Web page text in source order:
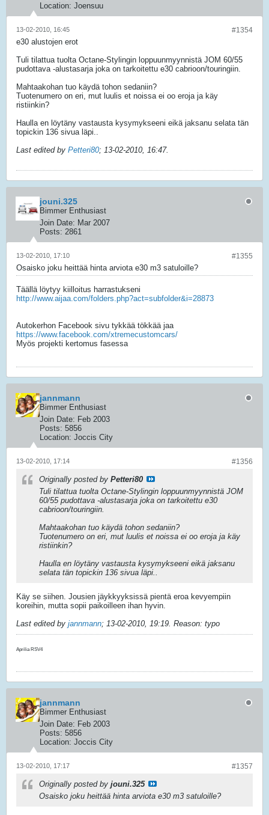
Location: Joensuu
#1354
13-02-2010, 16:45
e30 alustojen erot
Tuli tilattua tuolta Octane-Stylingin loppuunmyynnistä JOM 60/55
pudottava -alustasarja joka on tarkoitettu e30 cabrioon/touringiin.
Mahtaakohan tuo käydä tohon sedaniin?
Tuotenumero on eri, mut luulis et noissa ei oo eroja ja käy
ristiinkin?
Haulla en löytäny vastausta kysymykseeni eikä jaksanu selata tän
topickin 136 sivua läpi..
Last edited by Petteri80; 13-02-2010, 16:47.
jouni.325
Bimmer Enthusiast
Join Date: Mar 2007
Posts: 2861
#1355
13-02-2010, 17:10
Osaisko joku heittää hinta arviota e30 m3 satuloille?
Täällä löytyy kiilloitus harrastukseni
http://www.aijaa.com/folders.php?act=subfolder&i=28873
Autokerhon Facebook sivu tykkää tökkää jaa
https://www.facebook.com/xtremecustomcars/
Myös projekti kertomus fasessa
jannmann
Bimmer Enthusiast
Join Date: Feb 2003
Posts: 5856
Location: Joccis City
#1356
13-02-2010, 17:14
Originally posted by Petteri80
Tuli tilattua tuolta Octane-Stylingin loppuunmyynnistä JOM
60/55 pudottava -alustasarja joka on tarkoitettu e30
cabrioon/touringiin.
Mahtaakohan tuo käydä tohon sedaniin?
Tuotenumero on eri, mut luulis et noissa ei oo eroja ja käy
ristiinkin?
Haulla en löytäny vastausta kysymykseeni eikä jaksanu
selata tän topickin 136 sivua läpi..
Käy se siihen. Jousien jäykkyyksissä pientä eroa kevyempiin
koreihin, mutta sopii paikoilleen ihan hyvin.
Last edited by jannmann; 13-02-2010, 19:19. Reason: typo
Aprilia RSV4
jannmann
Bimmer Enthusiast
Join Date: Feb 2003
Posts: 5856
Location: Joccis City
#1357
13-02-2010, 17:17
Originally posted by jouni.325
Osaisko joku heittää hinta arviota e30 m3 satuloille?